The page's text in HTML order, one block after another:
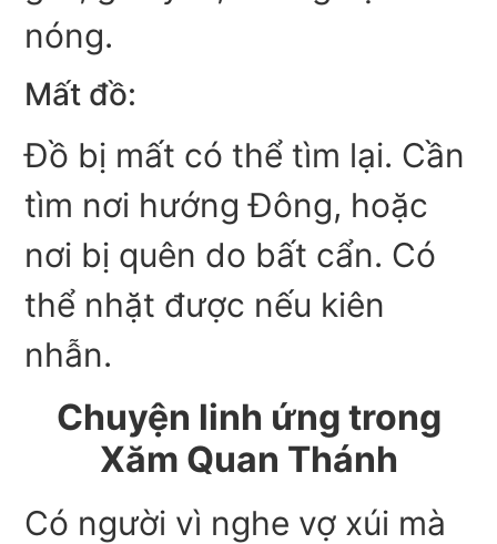
nóng.
Mất đồ:
Đồ bị mất có thể tìm lại. Cần
tìm nơi hướng Đông, hoặc
nơi bị quên do bất cẩn. Có
thể nhặt được nếu kiên
nhẫn.
Chuyện linh ứng trong
Xăm Quan Thánh
Có người vì nghe vợ xúi mà